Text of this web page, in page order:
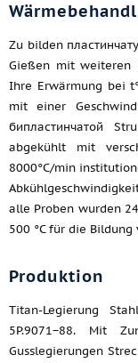
Zu bilden
Gießen mit weiteren
Ihre Erwärmung bei
mit einer
бипластинчатой
abgekühlt mit
8000°C/min
alle Proben wurden
500 °C für die
Produktion
Titan-Legierung
5P.9071−88. Mit
Gusslegierungen